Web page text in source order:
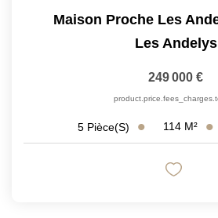
Maison Proche Les
Les Andelys
249 000 €
5 Pièce(s) 114 M²